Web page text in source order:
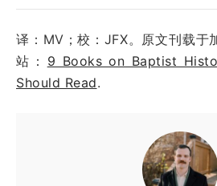
译：MV；校：JFX。原文刊载于
站： 9 Books on Baptist
Should Read.